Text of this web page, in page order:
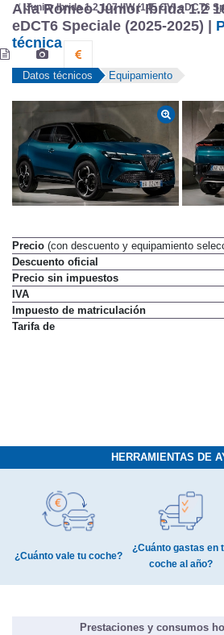
Junior Ibrida 1.2 107 kW (145 CV) eDCT6
Alfa Romeo Junior Ibrida 1.2
eDCT6 Speciale (2025-2025) |
técnica
Datos técnicos Equipamiento
Precio (con descuento y equipamiento
Descuento oficial
Precio sin impuestos
IVA
Impuesto de matriculación
Tarifa de
HERRAMIENTAS DE
¿Cuánto vale tu coche?
¿Cuánto gastas en
coche al año?
Prestaciones y consumos